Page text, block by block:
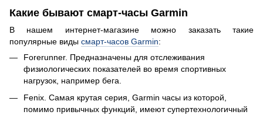
Какие бывают смарт-часы Garmin
В нашем интернет-магазине можно заказать такие
популярные виды смарт-часов Garmin:
Forerunner. Предназначены для отслеживания
физиологических показателей во время спортивных
нагрузок, например бега.
Fenix. Самая крутая серия, Garmin часы из которой,
помимо привычных функций, имеют супертехнологичный